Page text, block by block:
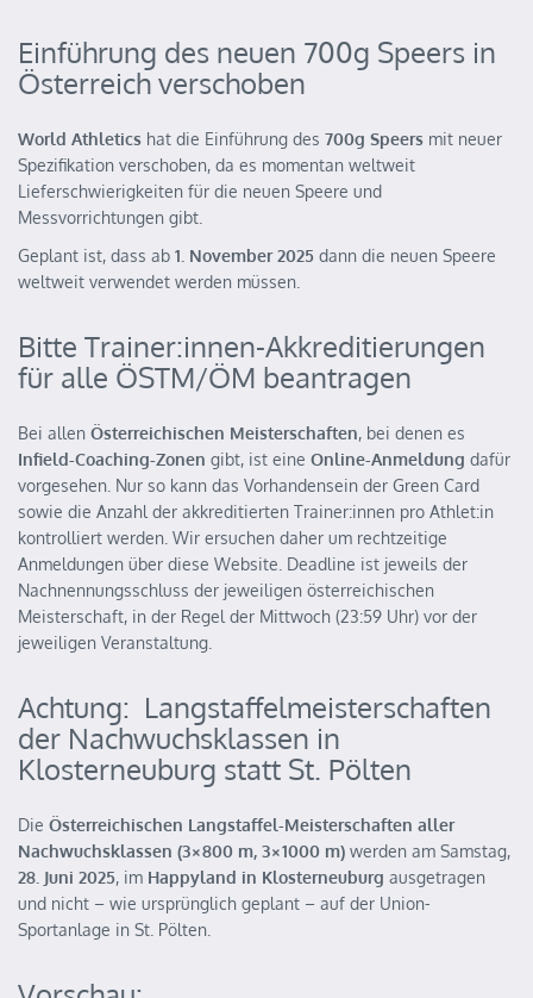
Einführung des neuen 700g Speers in
Österreich verschoben
World Athletics hat die Einführung des 700g Speers mit neuer
Spezifikation verschoben, da es momentan weltweit
Lieferschwierigkeiten für die neuen Speere und
Messvorrichtungen gibt.
Geplant ist, dass ab 1. November 2025 dann die neuen Speere
weltweit verwendet werden müssen.
Bitte Trainer:innen-Akkreditierungen
für alle ÖSTM/ÖM beantragen
Bei allen Österreichischen Meisterschaften, bei denen es
Infield-Coaching-Zonen gibt, ist eine Online-Anmeldung dafür
vorgesehen. Nur so kann das Vorhandensein der Green Card
sowie die Anzahl der akkreditierten Trainer:innen pro Athlet:in
kontrolliert werden. Wir ersuchen daher um rechtzeitige
Anmeldungen über diese Website. Deadline ist jeweils der
Nachnennungsschluss der jeweiligen österreichischen
Meisterschaft, in der Regel der Mittwoch (23:59 Uhr) vor der
jeweiligen Veranstaltung.
Achtung: Langstaffelmeisterschaften
der Nachwuchsklassen in
Klosterneuburg statt St. Pölten
Die Österreichischen Langstaffel-Meisterschaften aller
Nachwuchsklassen (3×800 m, 3×1000 m) werden am Samstag,
28. Juni 2025, im Happyland in Klosterneuburg ausgetragen
und nicht – wie ursprünglich geplant – auf der Union-
Sportanlage in St. Pölten.